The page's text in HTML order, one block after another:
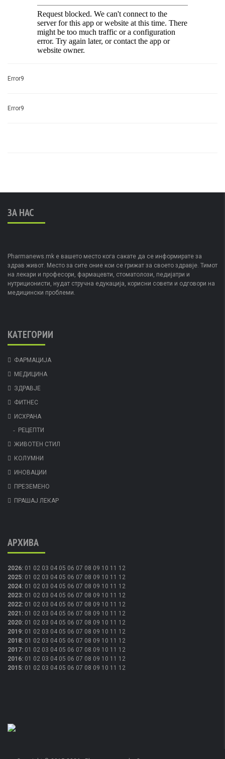
Error9
Error9
ЗА НАС
Pharmanews.mk е вашето место кога сакате да се информирате за
здрав живот. Место за сите оние кои се грижат за своето здравје. Тимот
на лекари и професори, фармацевти, стоматолози, педијатри и
нутриционисти, нудат стручна едукација, корисни совети и одговори на
медицински проблеми.
КАТЕГОРИИ
ФАРМАЦИЈА
МЕДИЦИНА
ЗДРАВЈЕ
ФИТНЕС
ИСХРАНА
РЕЦЕПТИ
ЖИВОТЕН СТИЛ
КОЛУМНИ
ИНОВАЦИИ
ПРЕЗЕМЕНО
ПРАШАЈ ЛЕКАР
АРХИВА
2026: 01 02 03 04 05 06 07 08 09 10 11 12
2025: 01 02 03 04 05 06 07 08 09 10 11 12
2024: 01 02 03 04 05 06 07 08 09 10 11 12
2023: 01 02 03 04 05 06 07 08 09 10 11 12
2022: 01 02 03 04 05 06 07 08 09 10 11 12
2021 : 01 02 03 04 05 06 07 08 09 10 11 12
2020: 01 02 03 04 05 06 07 08 09 10 11 12
2019: 01 02 03 04 05 06 07 08 09 10 11 12
2018: 01 02 03 04 05 06 07 08 09 10 11 12
2017: 01 02 03 04 05 06 07 08 09 10 11 12
2016: 01 02 03 04 05 06 07 08 09 10 11 12
2015: 01 02 03 04 05 06 07 08 09 10 11 12